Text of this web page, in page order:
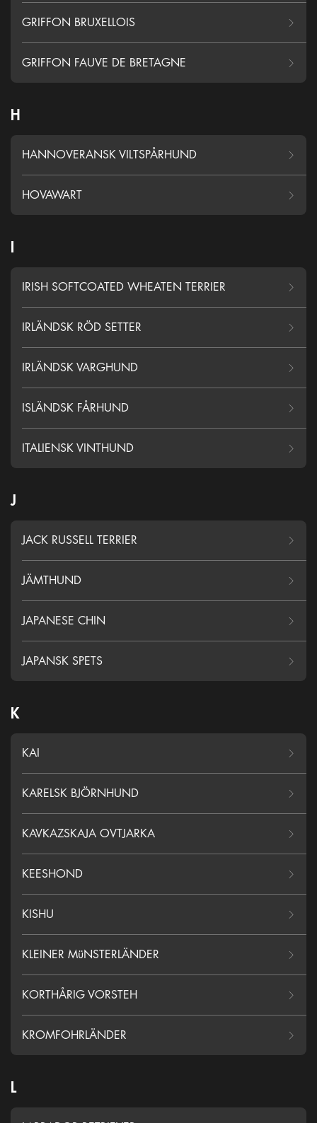
GRIFFON BRUXELLOIS
GRIFFON FAUVE DE BRETAGNE
H
HANNOVERANSK VILTSPÅRHUND
HOVAWART
I
IRISH SOFTCOATED WHEATEN TERRIER
IRLÄNDSK RÖD SETTER
IRLÄNDSK VARGHUND
ISLÄNDSK FÅRHUND
ITALIENSK VINTHUND
J
JACK RUSSELL TERRIER
JÄMTHUND
JAPANESE CHIN
JAPANSK SPETS
K
KAI
KARELSK BJÖRNHUND
KAVKAZSKAJA OVTJARKA
KEESHOND
KISHU
KLEINER MüNSTERLÄNDER
KORTHÅRIG VORSTEH
KROMFOHRLÄNDER
L